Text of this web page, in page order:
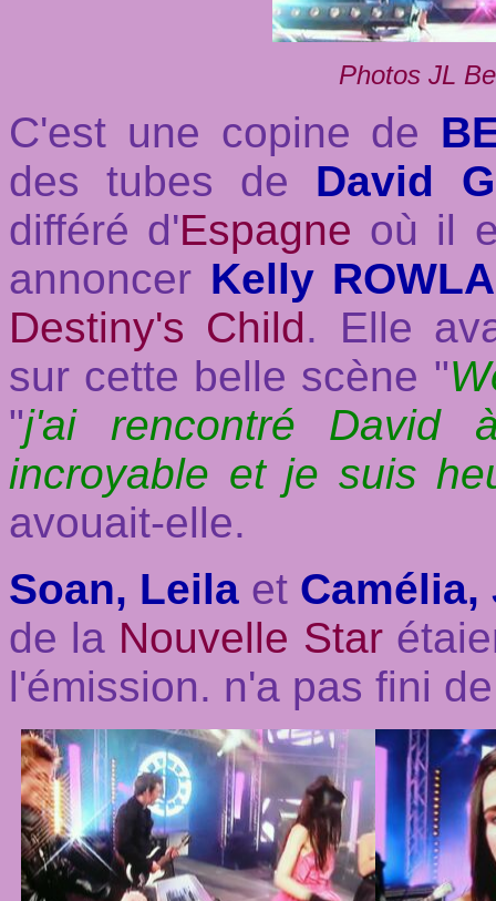
Photos JL
C'est une copine de
des tubes de David
différé d'Espagne où il
annoncer Kelly
Destiny's Child. Elle
sur cette belle scène "
"j'ai rencontré David
incroyable et je suis
avouait-elle.
Soan, Leila et Camélia,
de la Nouvelle Star
l'émission. n'a pas fini